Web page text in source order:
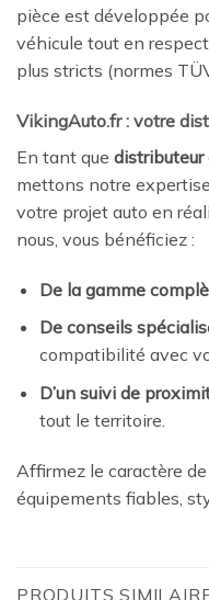
pièce est développée
véhicule tout en
plus stricts (normes
VikingAuto.fr : votre
En tant que distributeur
mettons notre
votre projet auto en
nous, vous bénéficiez :
De la gamme
De conseils
compatibilité avec
D’un suivi de
tout le territoire.
Affirmez le caractère
équipements fiables,
PRODUITS